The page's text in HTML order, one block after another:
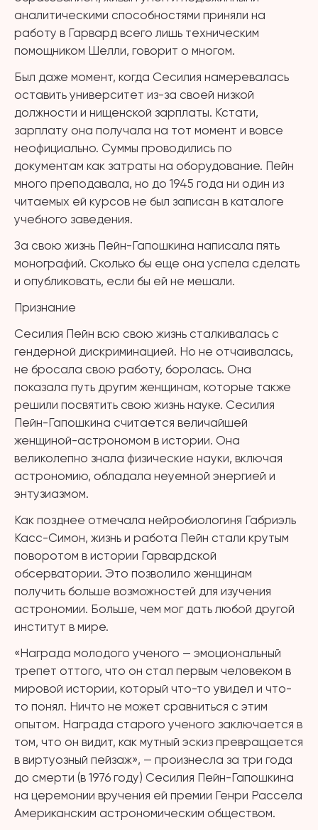
аналитическими способностями приняли на
работу в Гарвард всего лишь техническим
помощником Шелли, говорит о многом.
Был даже момент, когда Сесилия намеревалась
оставить университет из-за своей низкой
должности и нищенской зарплаты. Кстати,
зарплату она получала на тот момент и вовсе
неофициально. Суммы проводились по
документам как затраты на оборудование. Пейн
много преподавала, но до 1945 года ни один из
читаемых ей курсов не был записан в каталоге
учебного заведения.
За свою жизнь Пейн-Гапошкина написала пять
монографий. Сколько бы еще она успела сделать
и опубликовать, если бы ей не мешали.
Признание
Сесилия Пейн всю свою жизнь сталкивалась с
гендерной дискриминацией. Но не отчаивалась,
не бросала свою работу, боролась. Она
показала путь другим женщинам, которые также
решили посвятить свою жизнь науке. Сесилия
Пейн-Гапошкина считается величайшей
женщиной-астрономом в истории. Она
великолепно знала физические науки, включая
астрономию, обладала неуемной энергией и
энтузиазмом.
Как позднее отмечала нейробиологиня Габриэль
Касс-Симон, жизнь и работа Пейн стали крутым
поворотом в истории Гарвардской
обсерватории. Это позволило женщинам
получить больше возможностей для изучения
астрономии. Больше, чем мог дать любой другой
институт в мире.
«Награда молодого ученого — эмоциональный
трепет оттого, что он стал первым человеком в
мировой истории, который что-то увидел и что-
то понял. Ничто не может сравниться с этим
опытом. Награда старого ученого заключается в
том, что он видит, как мутный эскиз превращается
в виртуозный пейзаж», — произнесла за три года
до смерти (в 1976 году) Сесилия Пейн-Гапошкина
на церемонии вручения ей премии Генри Рассела
Американским астрономическим обществом.